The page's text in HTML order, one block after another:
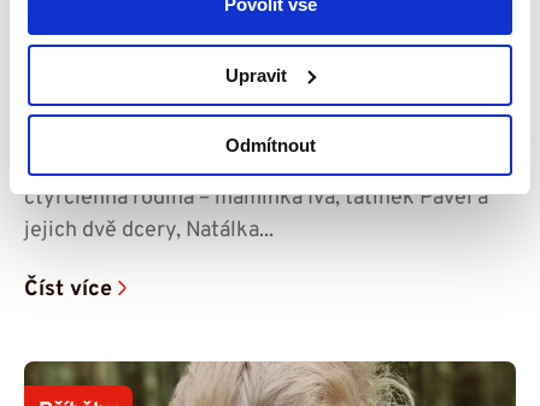
Povolit vše
Upravit
Odmítnout
29. 7. 2026
Snažíme se dělat vše potřebné, aby dcera
byla šťastná – příběh Amálky
V rodinném domku v Úpici na Trutnovsku žije
čtyřčlenná rodina – maminka Iva, tatínek Pavel a
jejich dvě dcery, Natálka...
Číst více